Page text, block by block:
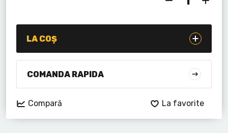
Seturi de scule cu acumulator
Acumulatoare si încărcătoare
Alte scule cu acumulator
LA COȘ
COMANDA RAPIDA
Compară La favorite